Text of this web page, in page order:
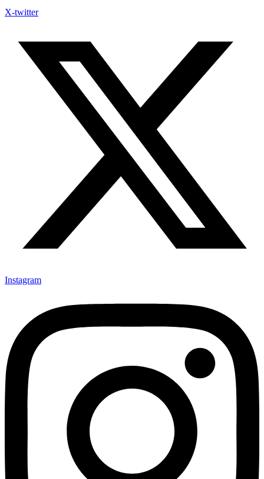
X-twitter
Instagram